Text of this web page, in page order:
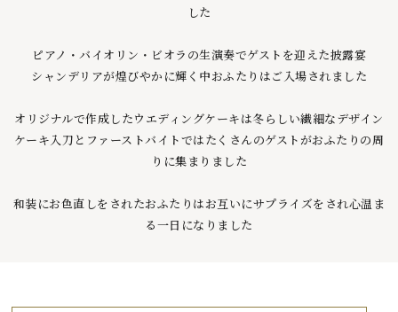
した
ピアノ・バイオリン・ビオラの生演奏でゲストを迎えた披露宴
シャンデリアが煌びやかに輝く中おふたりはご入場されました
オリジナルで作成したウエディングケーキは冬らしい繊細なデザイン
ケーキ入刀とファーストバイトではたくさんのゲストがおふたりの周
りに集まりました
和装にお色直しをされたおふたりはお互いにサプライズをされ心温ま
る一日になりました